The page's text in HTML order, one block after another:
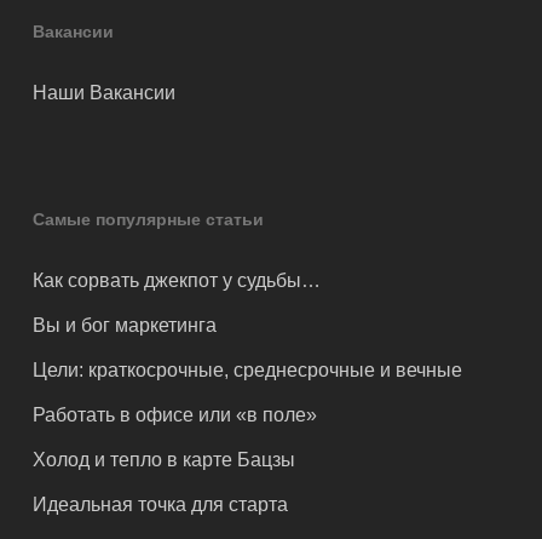
Вакансии
Наши Вакансии
Самые популярные статьи
Как сорвать джекпот у судьбы…
Вы и бог маркетинга
Цели: краткосрочные, среднесрочные и вечные
Работать в офисе или «в поле»
Холод и тепло в карте Бацзы
Идеальная точка для старта